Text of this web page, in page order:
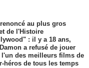
au plus gros
de l'Histoire
: il y a 18 ans,
a refusé de jouer
l'un des meilleurs films de
héros de tous les temps